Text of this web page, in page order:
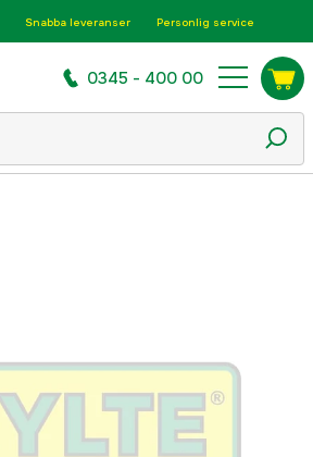
Snabba leveranser Personlig service
0345 - 400 00